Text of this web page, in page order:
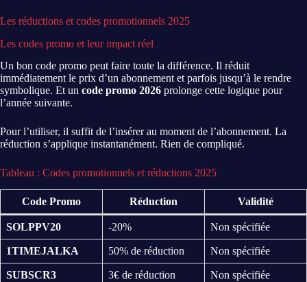
Les réductions et codes promotionnels 2025
Les codes promo et leur impact réel
Un bon code promo peut faire toute la différence. Il réduit
immédiatement le prix d’un abonnement et parfois jusqu’à le rendre
symbolique. Et un code promo 2026 prolonge cette logique pour
l’année suivante.
Pour l’utiliser, il suffit de l’insérer au moment de l’abonnement. La
réduction s’applique instantanément. Rien de compliqué.
Tableau : Codes promotionnels et réductions 2025
Code Promo Réduction Validité
SOLPPV20 -20% Non spécifiée
1TIMEJALKA 50% de réduction Non spécifiée
SUBSCR3 3€ de réduction Non spécifiée